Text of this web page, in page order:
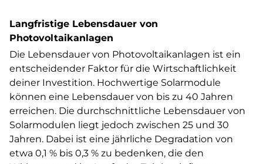
Langfristige Lebensdauer von
Photovoltaikanlagen
Die Lebensdauer von Photovoltaikanlagen ist ein
entscheidender Faktor für die Wirtschaftlichkeit
deiner Investition. Hochwertige Solarmodule
können eine Lebensdauer von bis zu 40 Jahren
erreichen. Die durchschnittliche Lebensdauer von
Solarmodulen liegt jedoch zwischen 25 und 30
Jahren. Dabei ist eine jährliche Degradation von
etwa 0,1 % bis 0,3 % zu bedenken, die den